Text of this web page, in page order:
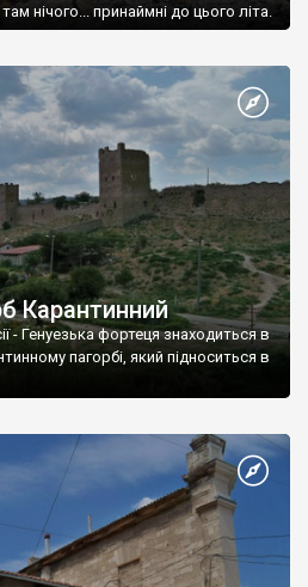
нічого... принаймні до цього літа.
Карантинний
- Генуезька фортеця знаходиться в
пагорбі, який підноситься в